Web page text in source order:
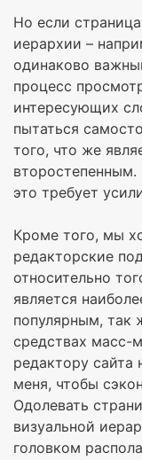
Но если
иерархии –
одинаково
процесс
интересующих
пытаться
того, что же
это требует
Кроме того, мы
редакторские
относительно
является
популярным, так
средствах масс-
редактору сайта
меня, чтобы
Одолевать
визуальной
головком